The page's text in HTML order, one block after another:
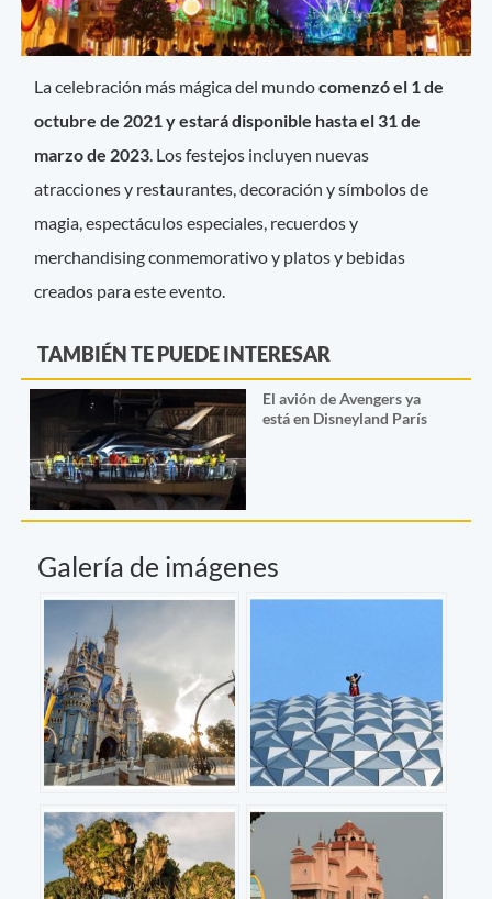
La celebración más mágica del mundocomenzó el 1 de
octubre de 2021 y estará disponible hasta el 31 de
marzo de 2023. Los festejos incluyen nuevas
atracciones y restaurantes, decoración y símbolos de
magia, espectáculos especiales, recuerdos y
merchandising conmemorativo y platos y bebidas
creados para este evento.
TAMBIÉN TE PUEDE INTERESAR
El avión de Avengers ya
está en Disneyland París
Galería de imágenes